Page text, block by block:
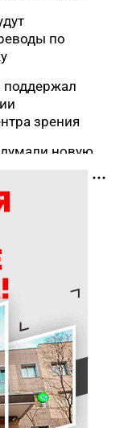
по
поддержал
зрения
новую
2026
день
дожди
потушили